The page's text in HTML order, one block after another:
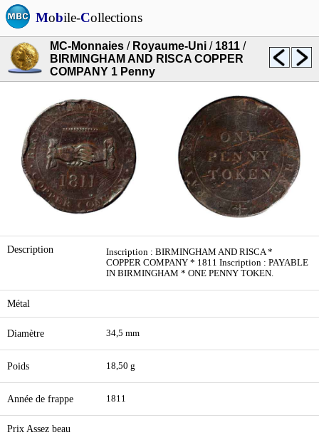
Mobile-Collections
MC-Monnaies / Royaume-Uni / 1811 /
BIRMINGHAM AND RISCA COPPER
COMPANY 1 Penny
Description
Inscription : BIRMINGHAM AND RISCA *
COPPER COMPANY * 1811 Inscription : PAYABLE
IN BIRMINGHAM * ONE PENNY TOKEN.
Métal
Diamètre 34,5 mm
Poids 18,50 g
Année de frappe 1811
Prix Assez beau